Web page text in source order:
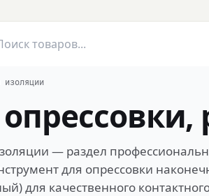
— раздел
для опрессовки
для качественного